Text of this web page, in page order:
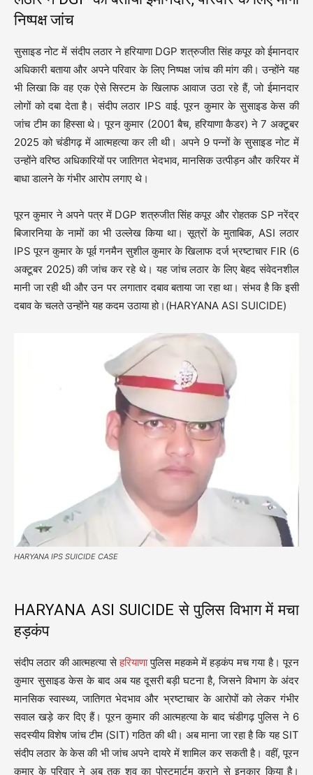
निष्पक्ष जांच
सुसाइड नोट में संदीप लठार ने हरियाणा DGP शत्रुजीत सिंह कपूर को ईमानदार
अधिकारी बताया और अपने परिवार के लिए निष्पक्ष जांच की मांग की। उन्होंने यह
भी लिखा कि वह एक ऐसे सिस्टम के खिलाफ आवाज उठा रहे हैं, जो ईमानदार
लोगों को दबा देता है। संदीप लठार IPS वाई. पूरन कुमार के सुसाइड केस की
जांच टीम का हिस्सा थे। पूरन कुमार (2001 बैच, हरियाणा कैडर) ने 7 अक्टूबर
2025 को चंडीगढ़ में आत्महत्या कर ली थी। अपने 9 पन्नों के सुसाइड नोट में
उन्होंने वरिष्ठ अधिकारियों पर जातिगत भेदभाव, मानसिक उत्पीड़न और करियर में
बाधा डालने के गंभीर आरोप लगाए थे।
पूरन कुमार ने अपने पत्र में DGP शत्रुजीत सिंह कपूर और रोहतक SP नरेंद्र
बिजारनिया के नामों का भी उल्लेख किया था। सूत्रों के मुताबिक, ASI लठार
IPS पूरन कुमार के पूर्व गनमैन सुशील कुमार के खिलाफ दर्ज भ्रष्टाचार FIR (6
अक्टूबर 2025) की जांच कर रहे थे। यह जांच लठार के लिए बेहद संवेदनशील
मानी जा रही थी और उन पर लगातार दबाव बताया जा रहा था। संभव है कि इसी
दबाव के चलते उन्होंने यह कदम उठाया हो।(HARYANA ASI SUICIDE)
HARYANA IPS SUICIDE CASE
HARYANA ASI SUICIDE से पुलिस विभाग में मचा
हड़कंप
संदीप लठार की आत्महत्या सेहरियाणापुलिस महकमे में हड़कंप मच गया है। पूरन
कुमार सुसाइड केस के बाद अब यह दूसरी बड़ी घटना है, जिसने विभाग के अंदर
मानसिक स्वास्थ्य, जातिगत भेदभाव और भ्रष्टाचार के आरोपों को लेकर गंभीर
सवाल खड़े कर दिए हैं। पूरन कुमार की आत्महत्या के बाद चंडीगढ़ पुलिस ने 6
सदस्यीय विशेष जांच टीम (SIT) गठित की थी। अब माना जा रहा है कि यह SIT
संदीप लठार के केस की भी जांच अपने दायरे में शामिल कर सकती है। वहीं, पूरन
कुमार के परिवार ने अब तक शव का पोस्टमार्टम कराने से इनकार किया है।